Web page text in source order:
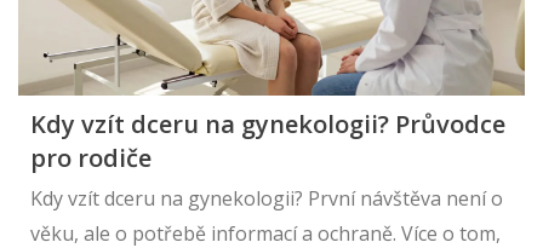
Kdy vzít dceru na gynekologii? Průvodce
pro rodiče
Kdy vzít dceru na gynekologii? První návštěva není o
věku, ale o potřebě informací a ochraně. Více o tom,